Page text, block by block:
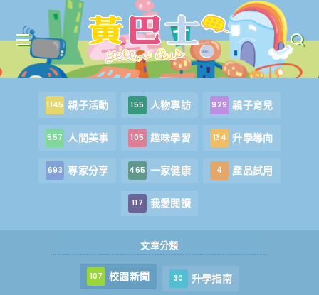
1145 親子活動 155 人物專訪 929 親子育兒
557 人間美事 105 趣味學習 134 升學導向
693 專家分享 465 一家健康 4 產品試用
117 我愛閱讀
文章分類
107 校園新聞 30 升學指南